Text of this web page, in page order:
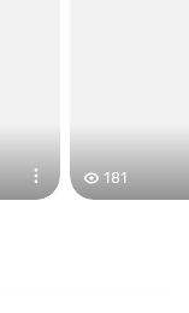
181